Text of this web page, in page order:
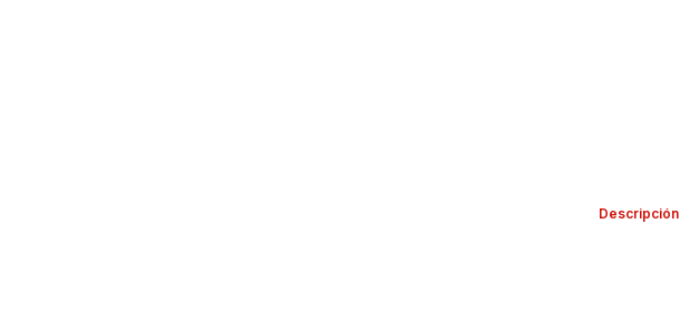
Descripción